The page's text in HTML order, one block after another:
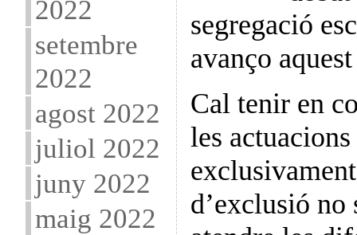
2022
setembre
2022
agost 2022
juliol 2022
juny 2022
maig 2022
segregació
avanço
Cal tenir en
les actuacions
d’exclusió no